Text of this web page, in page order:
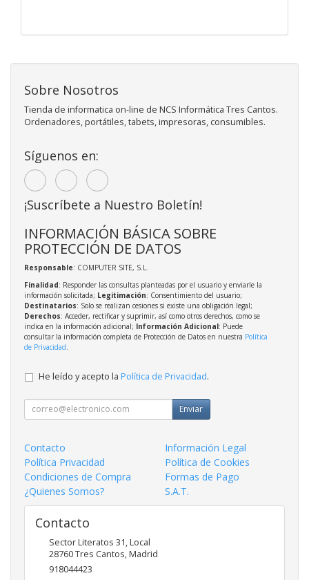
Sobre Nosotros
Tienda de informatica on-line de NCS Informática Tres Cantos.
Ordenadores, portátiles, tabets, impresoras, consumibles.
Síguenos en:
¡Suscríbete a Nuestro Boletín!
INFORMACIÓN BÁSICA SOBRE
PROTECCIÓN DE DATOS
Responsable: COMPUTER SITE, S.L.
Finalidad: Responder las consultas planteadas por el usuario y enviarle la
información solicitada; Legitimación: Consentimiento del usuario;
Destinatarios: Solo se realizan cesiones si existe una obligación legal;
Derechos: Acceder, rectificar y suprimir, así como otros derechos, como se
indica en la información adicional; Información Adicional: Puede
consultar la información completa de Protección de Datos en nuestra Política
de Privacidad
He leído y acepto la Política de Privacidad.
Enviar
Contacto
Información Legal
Política Privacidad
Política de Cookies
Condiciones de Compra
Formas de Pago
¿Quienes Somos?
S.A.T.
Contacto
Sector Literatos 31, Local
28760Tres Cantos,Madrid
918044423